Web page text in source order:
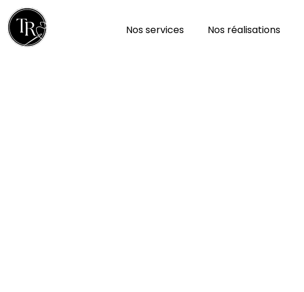
Nos services Nos réalisations